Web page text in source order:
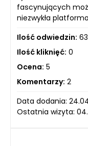
fascynujących
niezwykła
Ilość odwiedzin:
Ilość kliknięć: 0
Ocena: 5
Komentarzy: 2
Data dodania:
Ostatnia wizyta: